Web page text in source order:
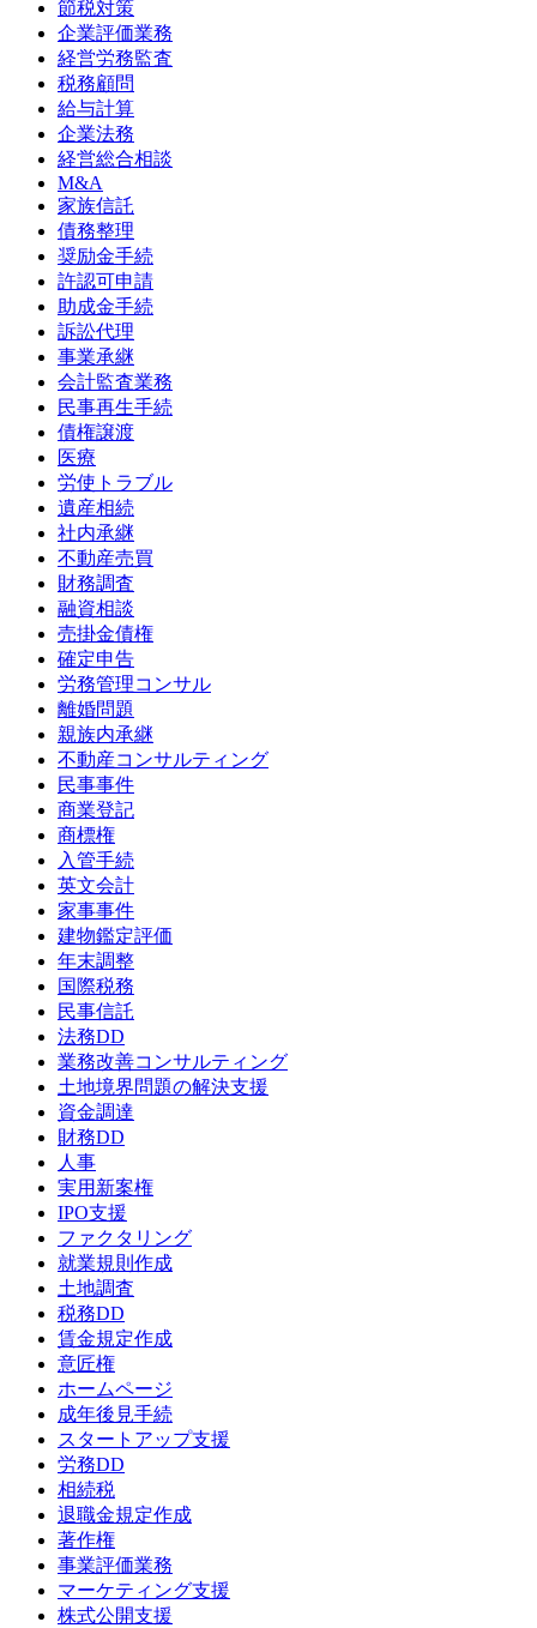
節税対策
企業評価業務
経営労務監査
税務顧問
給与計算
企業法務
経営総合相談
M&A
家族信託
債務整理
奨励金手続
許認可申請
助成金手続
訴訟代理
事業承継
会計監査業務
民事再生手続
債権譲渡
医療
労使トラブル
遺産相続
社内承継
不動産売買
財務調査
融資相談
売掛金債権
確定申告
労務管理コンサル
離婚問題
親族内承継
不動産コンサルティング
民事事件
商業登記
商標権
入管手続
英文会計
家事事件
建物鑑定評価
年末調整
国際税務
民事信託
法務DD
業務改善コンサルティング
土地境界問題の解決支援
資金調達
財務DD
人事
実用新案権
IPO支援
ファクタリング
就業規則作成
土地調査
税務DD
賃金規定作成
意匠権
ホームページ
成年後見手続
スタートアップ支援
労務DD
相続税
退職金規定作成
著作権
事業評価業務
マーケティング支援
株式公開支援